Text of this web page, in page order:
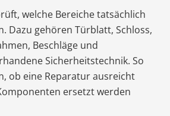
welche Bereiche tatsächlich
Dazu gehören Türblatt, Schloss,
Beschläge und
Sicherheitstechnik. So
ob eine Reparatur ausreicht
ersetzt werden